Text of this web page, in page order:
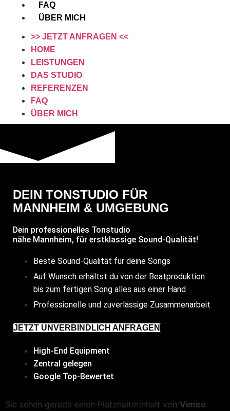
FAQ
ÜBER MICH
>> JETZT ANFRAGEN <<
HOME
LEISTUNGEN
DAS STUDIO
REFERENZEN
FAQ
ÜBER MICH
DEIN TONSTUDIO FÜR
MANNHEIM & UMGEBUNG
Dein professionelles Tonstudio
nähe Mannheim, für erstklassige Sound-Qualität!
Beste Sound-Qualität für deine Songs
Auf Wunsch erhältst du von der Beatproduktion
bis zum fertigen Song alles aus einer Hand
Professionelle und zuverlässige Zusammenarbeit
JETZT UNVERBINDLICH ANFRAGEN
High-End Equipment
Zentral gelegen
Google Top-Bewertet
Sie sehen gerade einen Platzhalterinhalt von Vimeo.